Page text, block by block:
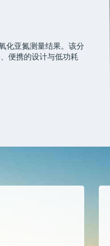
化亚氮测量结果。该分
便携的设计与低功耗